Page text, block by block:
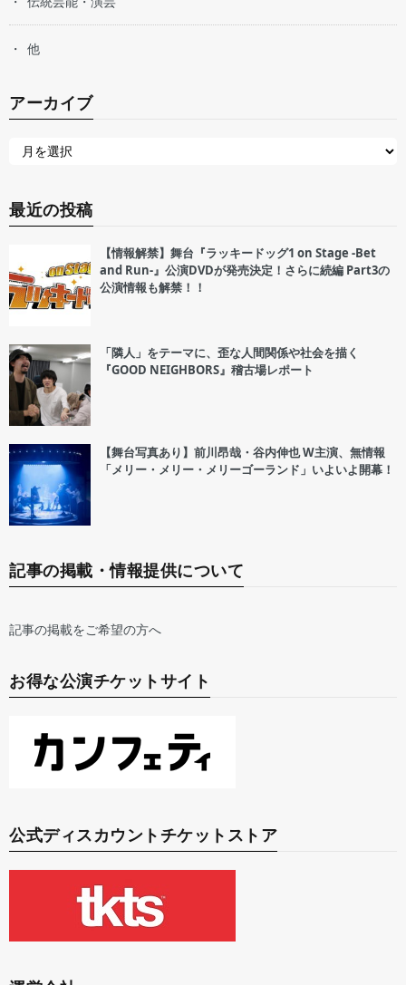
他
アーカイブ
最近の投稿
【情報解禁】舞台『ラッキードッグ1 on Stage -Bet
and Run-』公演DVDが発売決定！さらに続編 Part3の
公演情報も解禁！！
「隣人」をテーマに、歪な人間関係や社会を描く
『GOOD NEIGHBORS』稽古場レポート
【舞台写真あり】前川昂哉・谷内伸也 W主演、無情報
「メリー・メリー・メリーゴーランド」いよいよ開幕！
記事の掲載・情報提供について
記事の掲載をご希望の方へ
お得な公演チケットサイト
公式ディスカウントチケットストア